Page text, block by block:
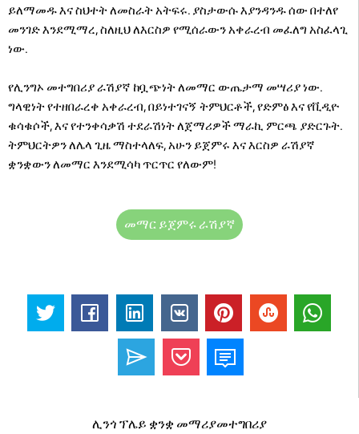
ይለማመዱ እና ስህተት ለመስራት አትፍሩ. ያስታውሱ እያንዳንዱ ሰው በተለየ
መንገድ እንደሚማረ, ስለዚህ ለእርስዎ የሚሰራውን አቀራረብ መፈለግ አስፈላጊ
ነው.
የሊንግኦ መተግበሪያ ራሽያኛ ከቧጭነት ለመማር ውጤታማ መሣሪያ ነው.
ግላዊነት የተዘበራረቀ አቀራረብ, በይነተገናኝ ትምህርቶች, የድምፅ እና የቪዲዮ
ቁሳቁሶች, እና የተንቀሳቃሽ ተደራሽነት ለጀማሪዎች ማራኪ ምርጫ ያድርጉት.
ትምህርትዎን ለሌላ ጊዜ ማስተላለፍ, አሁን ይጀምሩ እና እርስዎ ራሽያኛ
ቋንቋውን ለመማር እንደሚሳካ ጥርጥር የለውም!
መማር ይጀምሩ ራሽያኛ
ሊንጎ ፕሌይ ቋንቋ መማሪያመተግበሪያ